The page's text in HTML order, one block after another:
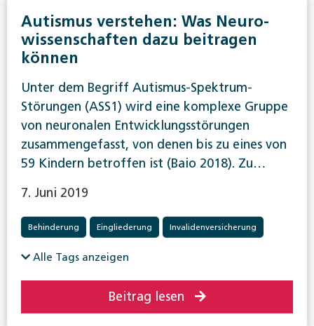
Autismus verstehen: Was Neuro­
wissen­schaften dazu beitragen
können
Unter dem Begriff Autismus-Spektrum-
Störungen (ASS1) wird eine komplexe Gruppe
von neuronalen Entwicklungsstörungen
zusammengefasst, von denen bis zu eines von
59 Kindern betroffen ist (Baio 2018). Zu…
7. Juni 2019
Behinderung Eingliederung Invalidenversicherung
Alle Tags anzeigen
Beitrag lesen